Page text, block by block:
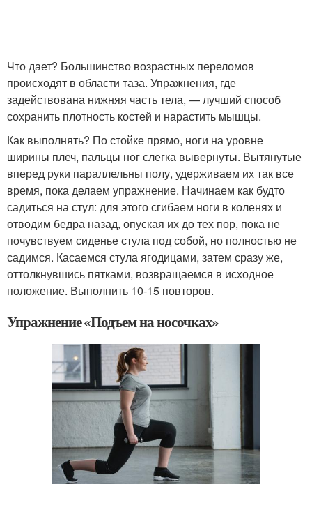
Что дает? Большинство возрастных переломов
происходят в области таза. Упражнения, где
задействована нижняя часть тела, — лучший способ
сохранить плотность костей и нарастить мышцы.
Как выполнять? По стойке прямо, ноги на уровне
ширины плеч, пальцы ног слегка вывернуты. Вытянутые
вперед руки параллельны полу, удерживаем их так все
время, пока делаем упражнение. Начинаем как будто
садиться на стул: для этого сгибаем ноги в коленях и
отводим бедра назад, опуская их до тех пор, пока не
почувствуем сиденье стула под собой, но полностью не
садимся. Касаемся стула ягодицами, затем сразу же,
оттолкнувшись пятками, возвращаемся в исходное
положение. Выполнить 10-15 повторов.
Упражнение «Подъем на носочках»